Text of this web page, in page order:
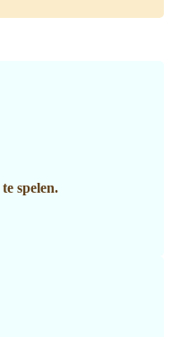
spelen.